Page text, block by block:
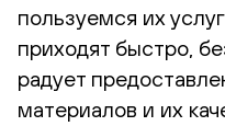
пользуемся их
приходят быстро,
радует
материалов и их